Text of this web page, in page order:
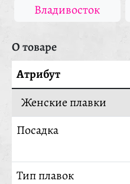
Владивосток
О товаре
Атрибут
Женские плавки
Посадка
Тип плавок